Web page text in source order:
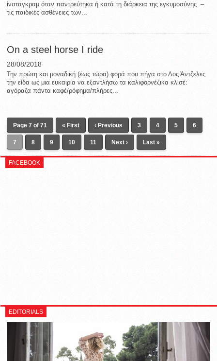
ίνσταγκραμ όταν παντρεύτηκα ή κατά τη διάρκεια της εγκυμοσύνης –
τις παιδικές ασθένειες των...
On a steel horse I ride
28/08/2018
Την πρώτη και μοναδική (έως τώρα) φορά που πήγα στο Λος Άντζελες
την είδα ως μια ευκαιρία να εξαντλήσω τα καλιφορνέζικα κλισέ:
αγόραζα πάντα καφέ/ρόφημα/πλήρες...
Page 7 of 71 « First ‹ Previous 3 4 5 6
7 8 9 10 11 Next › Last »
FACEBOOK
EDITORIALS